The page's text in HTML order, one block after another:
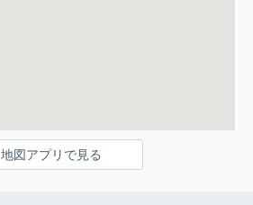
地図アプリで見る